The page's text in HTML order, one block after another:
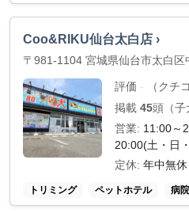
Coo&RIKU仙台太白店 ›
〒981-1104 宮城県仙台市太白区
評価 -
（クチ
掲載 45頭（子
営業: 11:00～
20:00(土・日
定休: 年中無休
トリミング ペットホテル 病